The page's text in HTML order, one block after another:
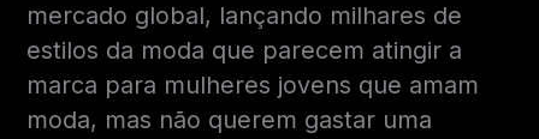
mercado global, lançando milhares de
estilos da moda que parecem atingir a
marca para mulheres jovens que amam
moda, mas não querem gastar uma